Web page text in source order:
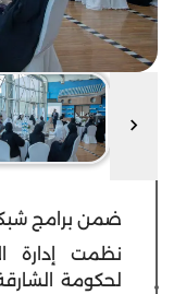
ضمن برامج
نظمت إدارة
لحكومة